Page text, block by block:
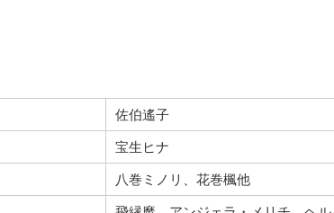
佐伯遙子
宝生ヒナ
八巻ミノリ、花巻楓他